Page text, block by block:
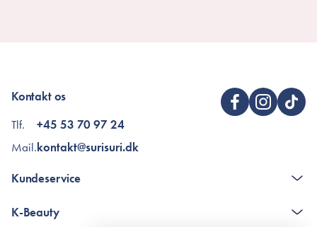
Kontakt os
Tlf.
Mail.
+45 53 70 97 24
kontakt@surisuri.dk
Kundeservice
The K-Beauty Box - spørgsmål og svar
K-Beauty